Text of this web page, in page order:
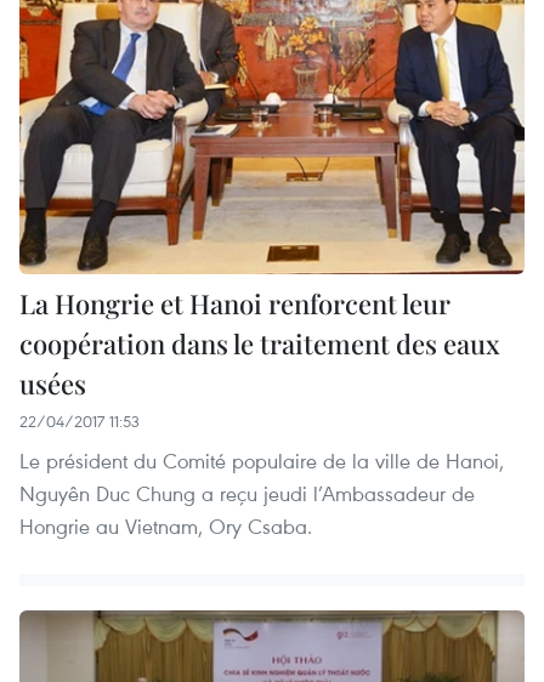
La Hongrie et Hanoi renforcent leur
coopération dans le traitement des eaux
usées
22/04/2017 11:53
Le président du Comité populaire de la ville de Hanoi,
Nguyên Duc Chung a reçu jeudi l’Ambassadeur de
Hongrie au Vietnam, Ory Csaba.